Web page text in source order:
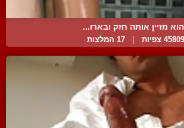
הוא מזיין אותה חזק ובארו...
45809 צפיות 17 המלצות